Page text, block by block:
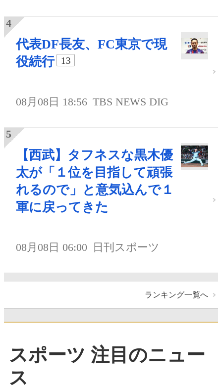
代表DF長友、FC東京で現
役続行
13
08月08日 18:56 TBS NEWS DIG
【西武】タフネスな黒木優
太が「１位を目指して頑張
れるので」と意気込んで１
軍に戻ってきた
08月08日 06:00 日刊スポーツ
ランキング一覧へ
スポーツ 注目のニュー
ス